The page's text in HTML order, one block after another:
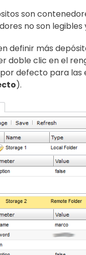
son
no son legibles
definir más
doble clic en el
defecto para las
).